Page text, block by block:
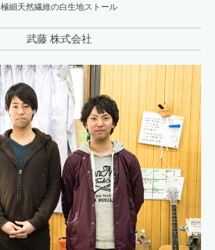
極細天然繊維の白生地ストール
武藤 株式会社